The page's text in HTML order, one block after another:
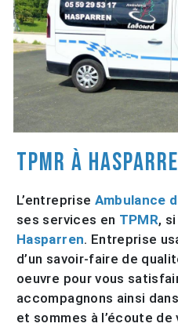
TPMR à
L’entreprise Ambulance
ses services en TPMR,
Hasparren. Entreprise
d’un savoir-faire de
oeuvre pour vous
accompagnons ainsi
et sommes à l’écoute de